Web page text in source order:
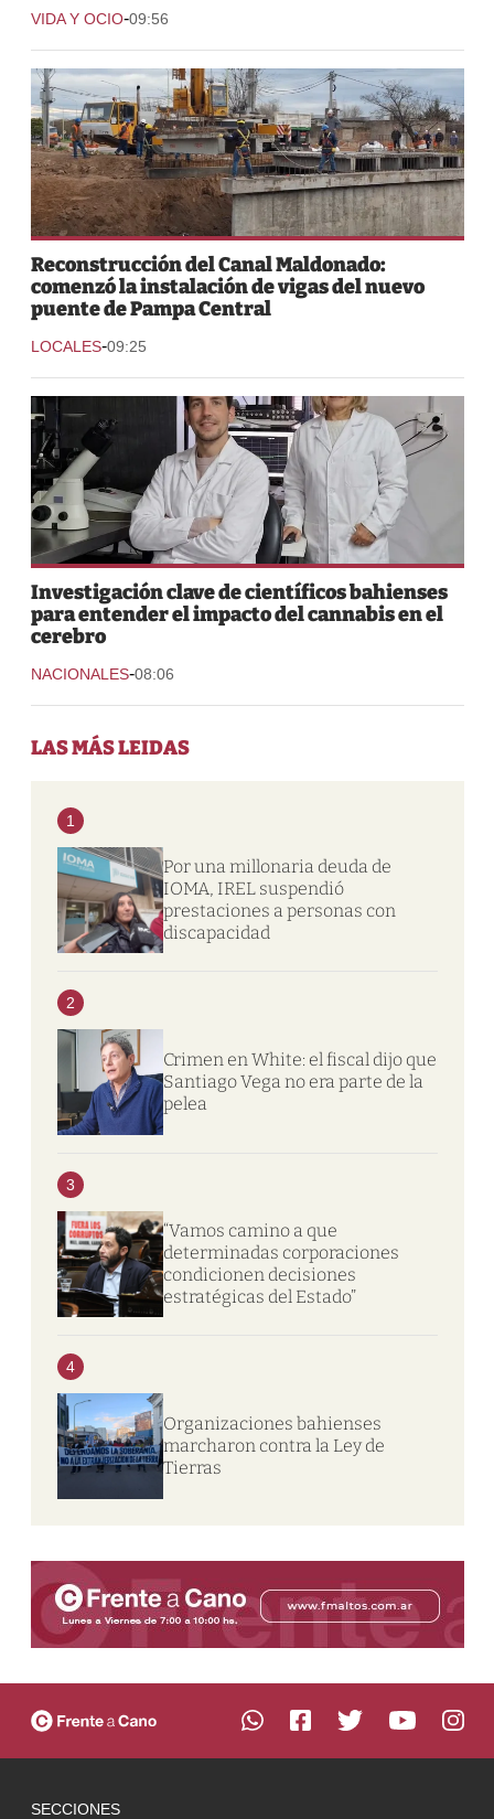
VIDA Y OCIO-09:56
Reconstrucción del Canal Maldonado:
comenzó la instalación de vigas del nuevo
puente de Pampa Central
LOCALES-09:25
Investigación clave de científicos bahienses
para entender el impacto del cannabis en el
cerebro
NACIONALES-08:06
LAS MÁS LEIDAS
1
Por una millonaria deuda de
IOMA, IREL suspendió
prestaciones a personas con
discapacidad
2
Crimen en White: el fiscal dijo que
Santiago Vega no era parte de la
pelea
3
“Vamos camino a que
determinadas corporaciones
condicionen decisiones
estratégicas del Estado”
4
Organizaciones bahienses
marcharon contra la Ley de
Tierras
SECCIONES